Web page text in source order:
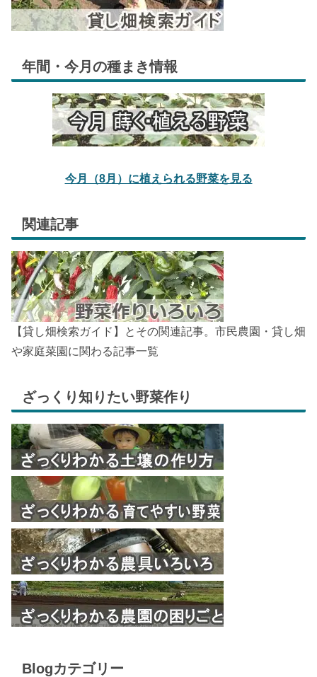
年間・今月の種まき情報
今月（8月）に植えられる野菜を見る
関連記事
【貸し畑検索ガイド】とその関連記事。市民農園・貸し畑
や家庭菜園に関わる記事一覧
ざっくり知りたい野菜作り
Blogカテゴリー